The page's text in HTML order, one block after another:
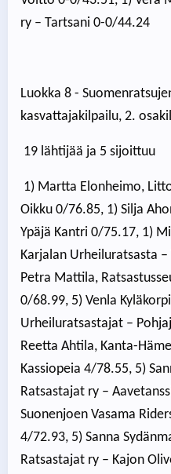
ry – Tartsani 0-0/44.24
Luokka 8 -
kasvattajakilpailu, 2.
19 lähtijää ja 5 sijoittuu
1) Martta Elonheimo,
Oikku 0/76.85, 1) Silja
Ypäjä Kantri 0/75.17, 1)
Karjalan Urheiluratsasta
Petra Mattila,
0/68.99, 5) Venla
Urheiluratsastajat –
Reetta Ahtila, Kanta-
Kassiopeia 4/78.55, 5)
Ratsastajat ry –
Suonenjoen Vasama
4/72.93, 5) Sanna
Ratsastajat ry – Kajon